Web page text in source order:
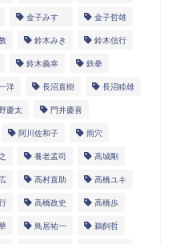
金子みすゞ 金子哲雄
鈴木みき 鈴木信行
鈴木義幸 鉄拳
洋 長沼直樹 長沼睦雄
慶太 門井慶喜
阿川佐和子 雨穴
養老孟司 高城剛
高村直助 高橋ユキ
高橋政史 高橋歩
鳥居祐一 鵜飼哲